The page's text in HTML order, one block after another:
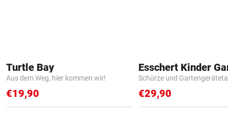
Turtle Bay
Aus dem Weg, hier kommen wir!
€19,90
Schürze und
€29,90